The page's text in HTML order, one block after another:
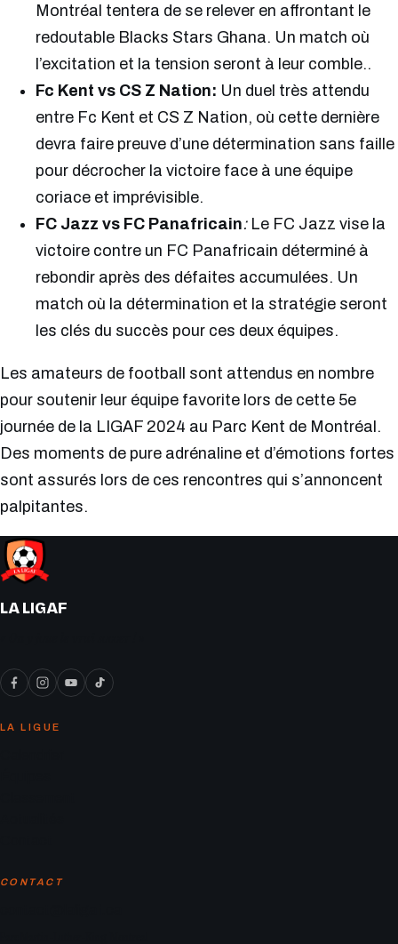
Montréal tentera de se relever en affrontant le
redoutable Blacks Stars Ghana. Un match où
l’excitation et la tension seront à leur comble..
Fc Kent vs CS Z Nation: Un duel très attendu
entre Fc Kent et CS Z Nation, où cette dernière
devra faire preuve d’une détermination sans faille
pour décrocher la victoire face à une équipe
coriace et imprévisible.
FC Jazz vs FC Panafricain:Le FC Jazz vise la
victoire contre un FC Panafricain déterminé à
rebondir après des défaites accumulées. Un
match où la détermination et la stratégie seront
les clés du succès pour ces deux équipes.
Les amateurs de football sont attendus en nombre
pour soutenir leur équipe favorite lors de cette 5e
journée de la LIGAF 2024 au Parc Kent de Montréal.
Des moments de pure adrénaline et d’émotions fortes
sont assurés lors de ces rencontres qui s’annoncent
palpitantes.
LA LIGAF
LA LIGUE
CONTACT